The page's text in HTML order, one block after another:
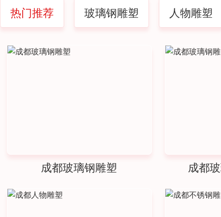
热门推荐 玻璃钢雕塑 人物雕塑
成都玻璃钢雕塑 成都